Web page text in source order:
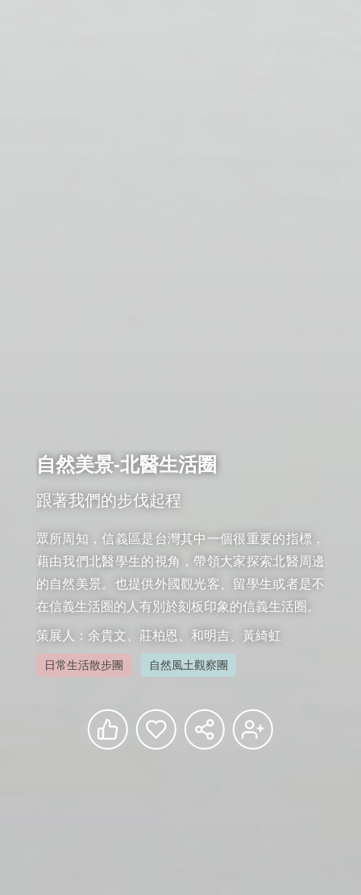
自然美景-北醫生活圈
跟著我們的步伐起程
眾所周知，信義區是台灣其中一個很重要的指標，
藉由我們北醫學生的視角，帶領大家探索北醫周邊
的自然美景。也提供外國觀光客、留學生或者是不
在信義生活圈的人有別於刻板印象的信義生活圈。
策展人：余貴文、莊柏恩、和明吉、黃綺虹
日常生活散步團 自然風土觀察團